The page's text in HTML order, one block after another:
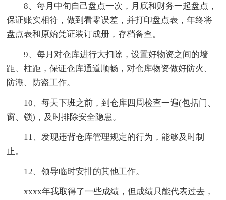
8、每月中旬自己盘点一次，月底和财务一起盘点，
保证账实相符，做到看零误差，并打印盘点表，年终将
盘点表和原始凭证装订成册，存档备查。
9、每月对仓库进行大扫除，设置好物资之间的墙
距、柱距，保证仓库通道顺畅，对仓库物资做好防火、
防潮、防盗工作。
10、每天下班之前，到仓库四周检查一遍(包括门、
窗、锁)，及时排除安全隐患。
11、发现违背仓库管理规定的行为，能够及时制
止。
12、领导临时安排的其他工作。
xxxx年我取得了一些成绩，但成绩只能代表过去，